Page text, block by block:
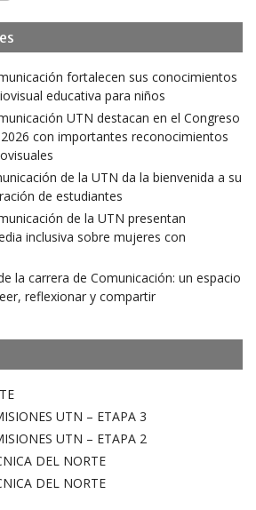
fortalecen sus conocimientos
educativa para niños
UTN destacan en el Congreso
con importantes reconocimientos
de la UTN da la bienvenida a su
de estudiantes
de la UTN presentan
inclusiva sobre mujeres con
la carrera de Comunicación: un espacio
reflexionar y compartir
UTN – ETAPA 3
UTN – ETAPA 2
DEL NORTE
DEL NORTE